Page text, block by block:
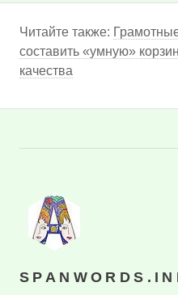
Читайте также:
составить «умную»
качества